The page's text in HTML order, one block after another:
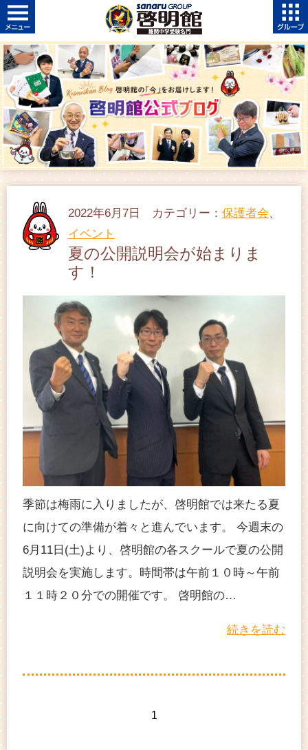
2022年6月7日 カテゴリー： 保護者会、
イベント
夏の公開説明会が始まりま
す！
季節は梅雨に入りましたが、啓明館では来たる夏
に向けての準備が着々と進んでいます。 今週末の
6月11日(土)より、啓明館の各スクールで夏の公開
説明会を実施します。時間帯は午前１０時～午前
１１時２０分での開催です。 啓明館の…
続きを読む
1